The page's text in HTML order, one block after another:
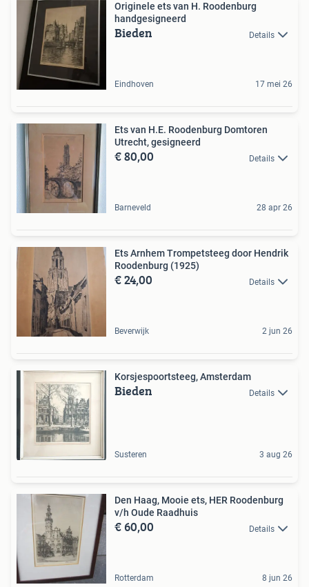
Originele ets van H. Roodenburg
handgesigneerd
Bieden Details
Eindhoven 17 mei 26
Ets van H.E. Roodenburg Domtoren
Utrecht, gesigneerd
€ 80,00 Details
Barneveld 28 apr 26
Ets Arnhem Trompetsteeg door Hendrik
Roodenburg (1925)
€ 24,00 Details
Beverwijk 2 jun 26
Korsjespoortsteeg, Amsterdam
Bieden Details
Susteren 3 aug 26
Den Haag, Mooie ets, HER Roodenburg
v/h Oude Raadhuis
€ 60,00 Details
Rotterdam 8 jun 26